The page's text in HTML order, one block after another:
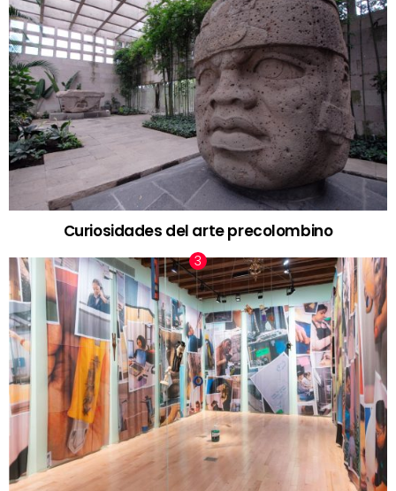
Curiosidades del arte precolombino